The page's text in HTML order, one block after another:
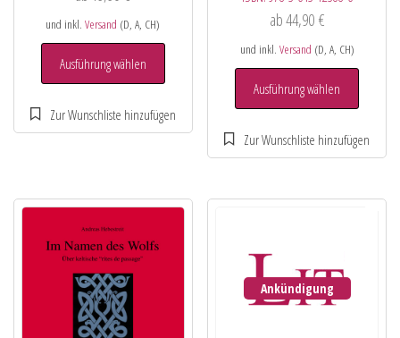
und inkl.Versand (D, A, CH)
Ausführung wählen
ab44,90 €
und inkl. Versand (D, A, CH)
Ausführung wählen
Ankündigung